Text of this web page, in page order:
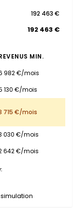
192 463 €
192 463 €
MIN.
982 €/mois
130 €/mois
715 €/mois
030 €/mois
642 €/mois